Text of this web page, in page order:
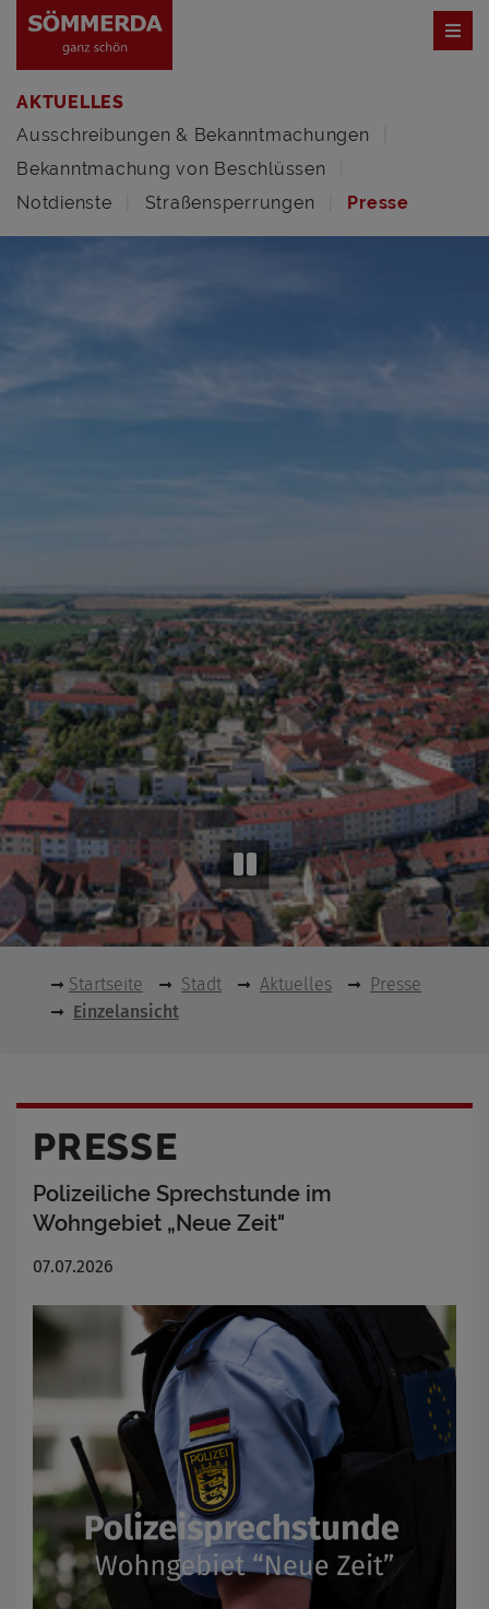
AKTUELLES
Ausschreibungen & Bekanntmachungen
Bekanntmachung von Beschlüssen
Notdienste
Straßensperrungen Presse
Startseite Stadt Aktuelles
Presse
Einzelansicht
PRESSE
Polizeiliche Sprechstunde im
Wohngebiet „Neue Zeit"
07.07.2026